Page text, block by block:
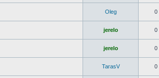
Oleg 0
jerelo 0
jerelo 0
TarasV 0